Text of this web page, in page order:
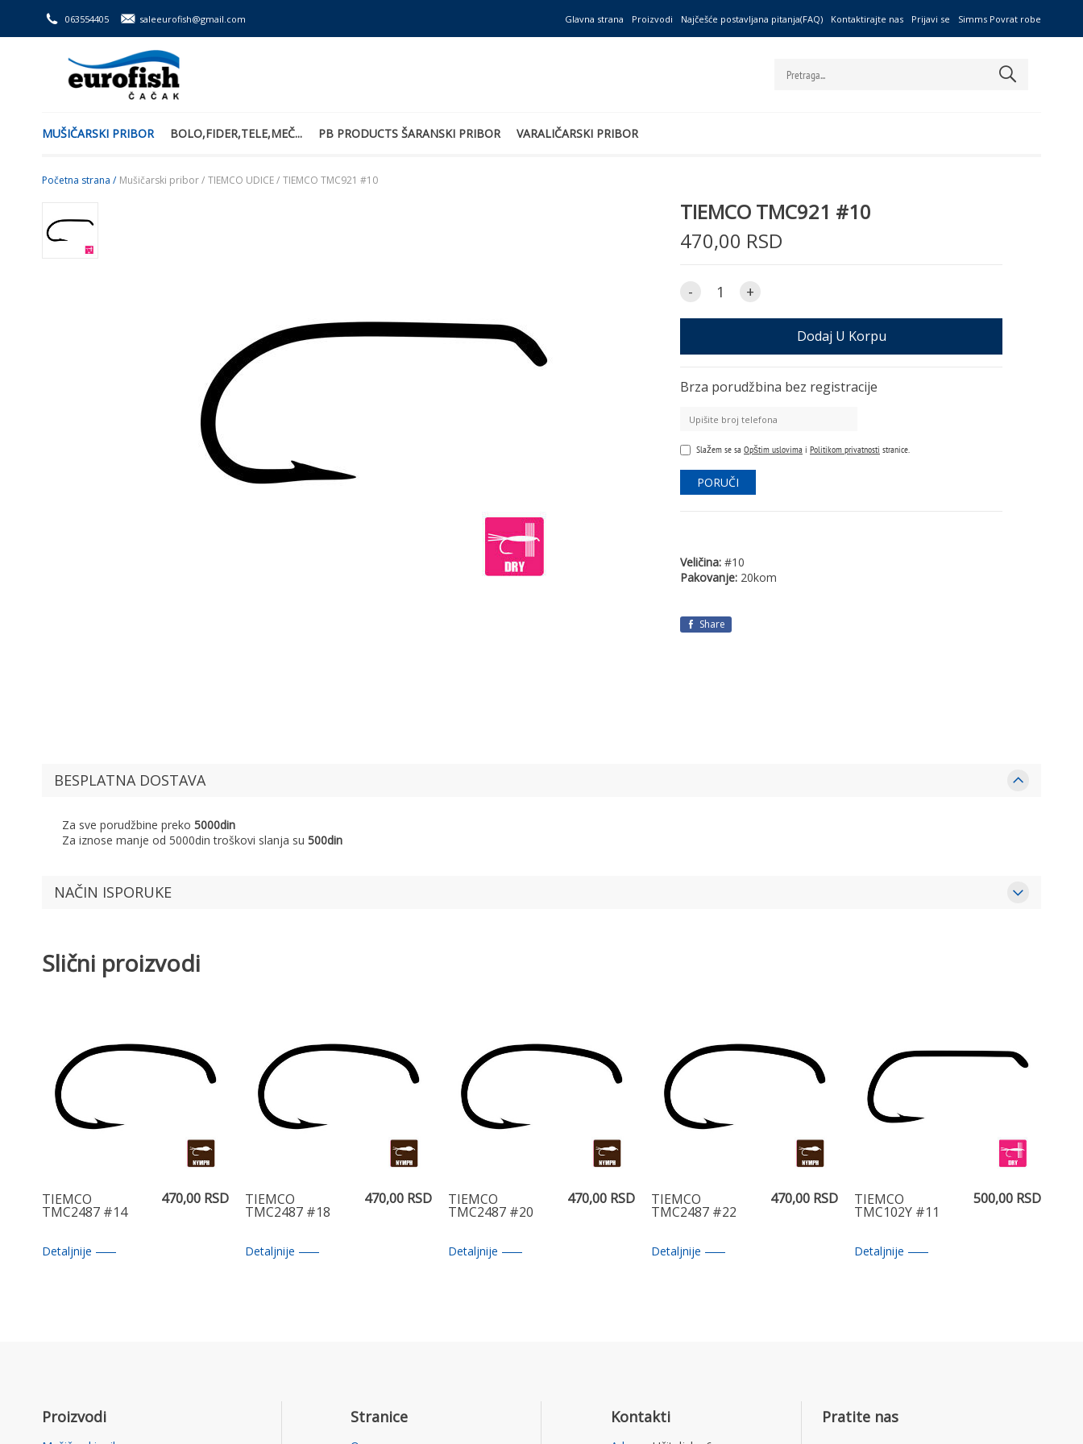
063554405 saleeurofish@gmail.com Glavna strana Proizvodi Najčešće postavljana pitanja(FAQ) Kontaktirajte nas Prijavi se Simms Povrat robe
MUŠIČARSKI PRIBOR BOLO,FIDER,TELE,MEČ... PB PRODUCTS ŠARANSKI PRIBOR VARALIČARSKI PRIBOR
Početna strana / Mušičarski pribor / TIEMCO UDICE / TIEMCO TMC921 #10
TIEMCO TMC921 #10
470,00 RSD
- +
Dodaj U Korpu
Brza porudžbina bez registracije
Slažem se sa Opštim uslovima i Politikom privatnosti stranice.
Veličina: #10
Pakovanje: 20kom
Share
BESPLATNA DOSTAVA
Za sve porudžbine preko 5000din
Za iznose manje od 5000din troškovi slanja su 500din
NAČIN ISPORUKE
Slični proizvodi
TIEMCO
TMC2487 #14
470,00 RSD
Detaljnije
TIEMCO
TMC2487 #18
470,00 RSD
Detaljnije
TIEMCO
TMC2487 #20
470,00 RSD
Detaljnije
TIEMCO
TMC2487 #22
470,00 RSD
Detaljnije
TIEMCO
TMC102Y #11
500,00 RSD
Detaljnije
Proizvodi Stranice Kontakti Pratite nas